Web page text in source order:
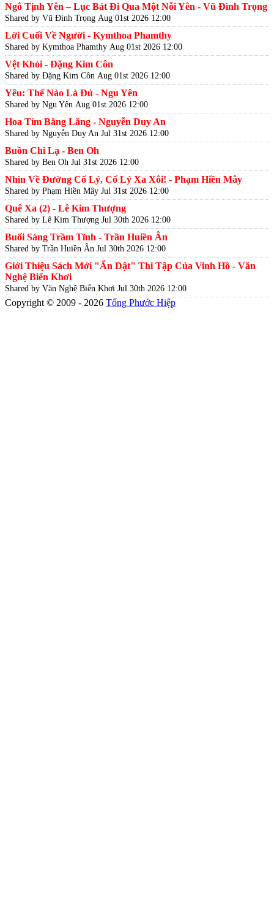
Ngô Tịnh Yên – Lục Bát Đi Qua Một Nỗi Yên - Vũ Đình Trọng
Shared by Vũ Đình Trọng Aug 01st 2026 12:00
Lời Cuối Về Người - Kymthoa Phamthy
Shared by Kymthoa Phamthy Aug 01st 2026 12:00
Vệt Khói - Đặng Kim Côn
Shared by Đặng Kim Côn Aug 01st 2026 12:00
Yêu: Thế Nào Là Đủ - Ngu Yên
Shared by Ngu Yên Aug 01st 2026 12:00
Hoa Tím Bằng Lăng - Nguyễn Duy An
Shared by Nguyễn Duy An Jul 31st 2026 12:00
Buồn Chi Lạ - Ben Oh
Shared by Ben Oh Jul 31st 2026 12:00
Nhìn Về Đường Cố Lý, Cố Lý Xa Xôi! - Phạm Hiền Mây
Shared by Phạm Hiền Mây Jul 31st 2026 12:00
Quê Xa (2) - Lê Kim Thượng
Shared by Lê Kim Thượng Jul 30th 2026 12:00
Buổi Sáng Trầm Tĩnh - Trần Huiền Ân
Shared by Trần Huiền Ân Jul 30th 2026 12:00
Giới Thiệu Sách Mới "Ẩn Dật" Thi Tập Của Vinh Hồ - Văn
Nghệ Biển Khơi
Shared by Văn Nghệ Biển Khơi Jul 30th 2026 12:00
Copyright © 2009 - 2026 Tống Phước Hiệp